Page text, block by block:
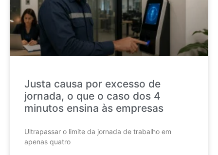
Justa causa por excesso de
jornada, o que o caso dos 4
minutos ensina às empresas
Ultrapassar o limite da jornada de trabalho em
apenas quatro